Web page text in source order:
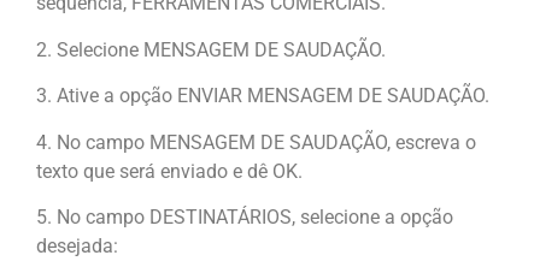
2. Selecione MENSAGEM DE SAUDAÇÃO.
3. Ative a opção ENVIAR MENSAGEM DE SAUDAÇÃO.
4. No campo MENSAGEM DE SAUDAÇÃO, escreva o
texto que será enviado e dê OK.
5. No campo DESTINATÁRIOS, selecione a opção
desejada: